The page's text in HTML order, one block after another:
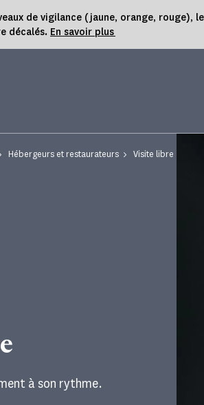
de vigilance (jaune, orange,
décalés. En savoir plus
Hébergeurs et restaurateurs Visite libre
à son rythme.